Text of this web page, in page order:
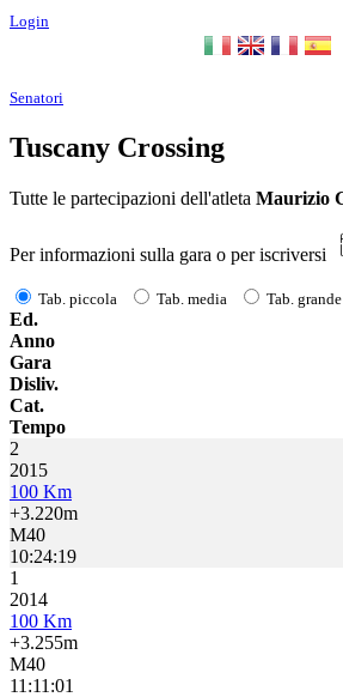
Login
Senatori
Tuscany Crossing
Tutte le partecipazioni dell'atleta Maurizio
Per informazioni sulla gara o per iscriversi
Tab. piccola Tab. media Tab. grande
Ed.
Anno
Gara
Disliv.
Cat.
Tempo
2
2015
100 Km
+3.220m
M40
10:24:19
1
2014
100 Km
+3.255m
M40
11:11:01